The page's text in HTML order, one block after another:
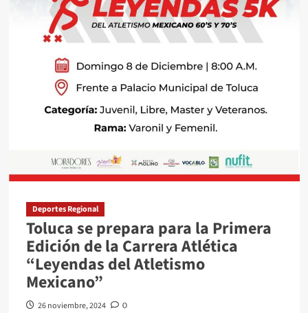
XLVII
Eventos
Culturales
y
“Prof.
Noé
Pérez
Deportes Regional
Toluca se prepara para la Primera
Edición de la Carrera Atlética
“Leyendas del Atletismo
Mexicano”
26 noviembre, 2024 0